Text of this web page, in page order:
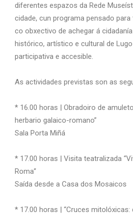
diferentes espazos da Rede
cidade, cun programa pensado
co obxectivo de achegar á
histórico, artístico e cultural de
participativa e accesible.
As actividades previstas son as
* 16.00 horas | Obradoiro de
herbario galaico-romano”
Sala Porta Miñá
* 17.00 horas | Visita teatralizada
Roma”
Saída desde a Casa dos Mosaicos
* 17.00 horas | “Cruces mitolóxicas: